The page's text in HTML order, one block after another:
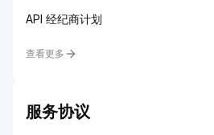
API 经纪商计划
查看更多
服务协议